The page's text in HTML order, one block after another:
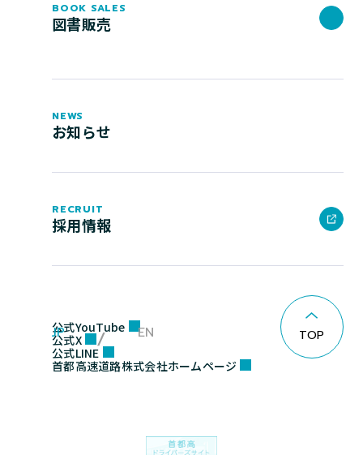
公式YouTube
公式X
公式LINE
首都高速道路株式会社ホームページ
JP EN
BOOK SALES
図書販売
NEWS
お知らせ
RECRUIT
採用情報
TOP